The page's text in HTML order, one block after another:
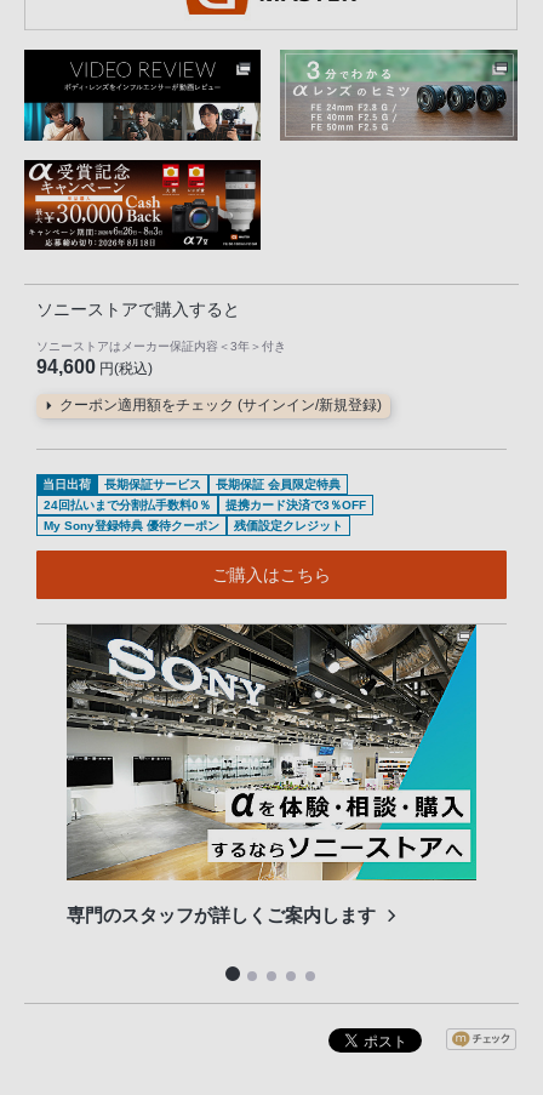
ソニーストアで購入すると
ソニーストアはメーカー保証内容 ＜3年＞ 付き
94,600 円(税込)
クーポン適用額をチェック (サインイン/新規登録)
当日出荷 長期保証サービス
長期保証 会員限定特典
24回払いまで分割払手数料0％
提携カード決済で3％OFF
My Sony登録特典 優待クーポン
残価設定クレジット
ご購入はこちら
専門のスタッフが詳しくご案内します